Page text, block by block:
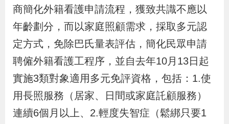
專
區
關
連
結
商簡化外籍看護申請流程，獲致共識不應以
年齡劃分，而以家庭照顧需求，採取多元認
定方式，免除巴氏量表評估，簡化民眾申請
聘僱外籍看護工程序，並自去年10月13日起
實施3類對象適用多元免評資格，包括：1.使
用長照服務（居家、日間或家庭託顧服務）
連續6個月以上、2.輕度失智症（鬆綁只要1